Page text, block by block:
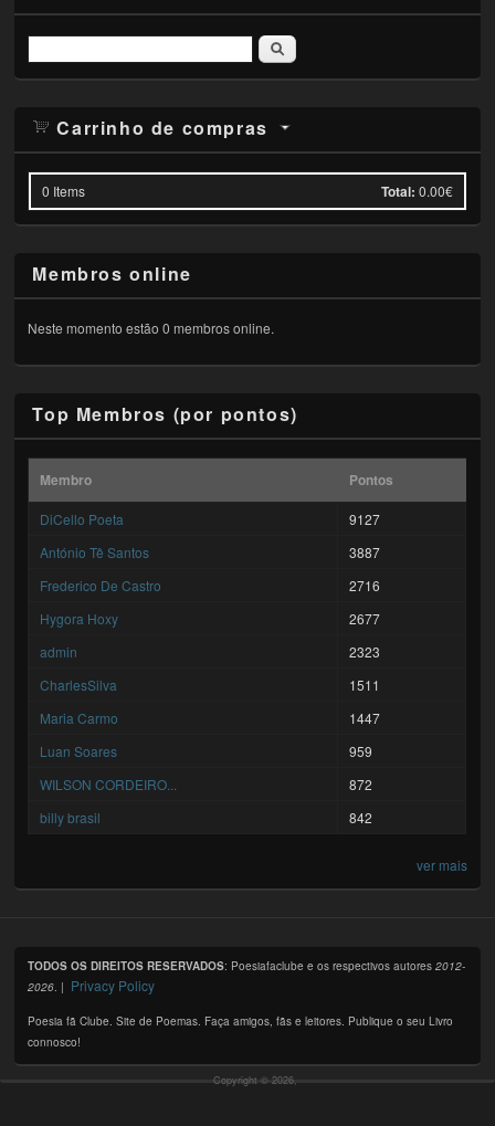
Pesquisar
Carrinho de compras
0 Items Total: 0.00€
Membros online
Neste momento estão 0 membros online.
Top Membros (por pontos)
Membro Pontos
DiCello Poeta
9127
António Tê Santos
3887
Frederico De Castro
2716
Hygora Hoxy
2677
admin
2323
CharlesSilva
1511
Maria Carmo
1447
Luan Soares
959
WILSON CORDEIRO...
872
billy brasil
842
ver mais
TODOS OS DIREITOS RESERVADOS: Poesiafaclube e os respectivos autores2012-
2026 . | Privacy Policy
Poesia fã Clube. Site de Poemas. Faça amigos, fãs e leitores. Publique o seu Livro
connosco!
Copyright © 2026,